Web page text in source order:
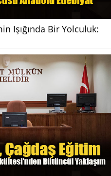
Işığında Bir Yolculuk: